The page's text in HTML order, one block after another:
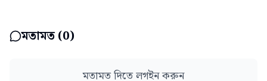
মতামত (0)
মতামত দিতে লগইন করুন